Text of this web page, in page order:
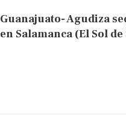
Guanajuato- Agudiza
en Salamanca (El Sol